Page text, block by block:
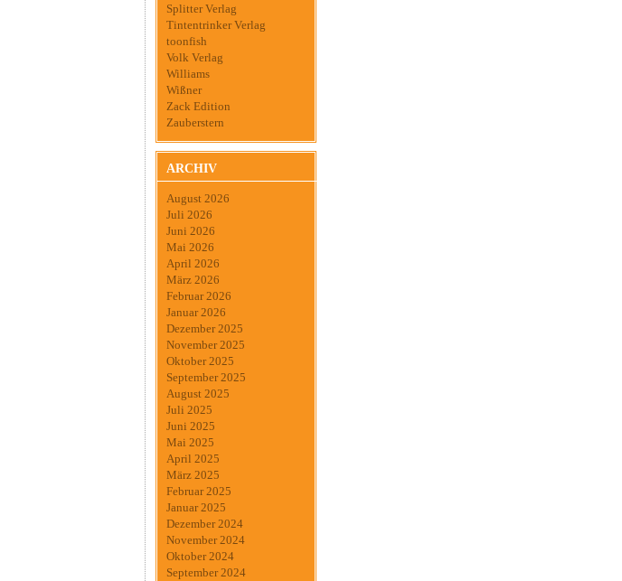
Splitter Verlag
Tintentrinker Verlag
toonfish
Volk Verlag
Williams
Wißner
Zack Edition
Zauberstern
ARCHIV
August 2026
Juli 2026
Juni 2026
Mai 2026
April 2026
März 2026
Februar 2026
Januar 2026
Dezember 2025
November 2025
Oktober 2025
September 2025
August 2025
Juli 2025
Juni 2025
Mai 2025
April 2025
März 2025
Februar 2025
Januar 2025
Dezember 2024
November 2024
Oktober 2024
September 2024